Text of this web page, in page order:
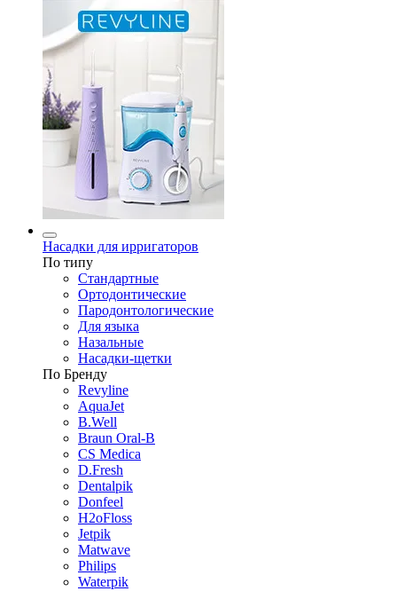
Насадки для ирригаторов
По типу
Стандартные
Ортодонтические
Пародонтологические
Для языка
Назальные
Насадки-щетки
По Бренду
Revyline
AquaJet
B.Well
Braun Oral-B
CS Medica
D.Fresh
Dentalpik
Donfeel
H2oFloss
Jetpik
Matwave
Philips
Waterpik